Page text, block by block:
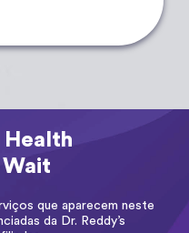
Health
que aparecem neste
da Dr. Reddy’s